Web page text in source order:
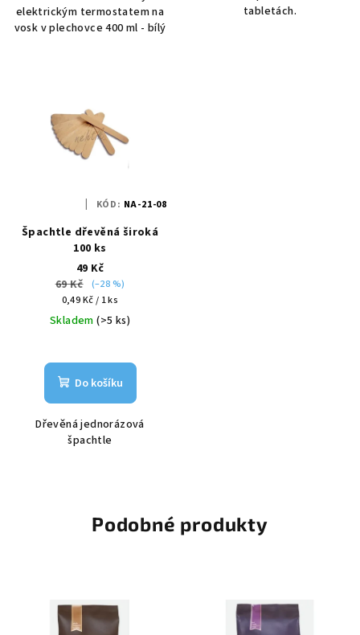
elektrickým termostatem na
vosk v plechovce 400 ml - bílý
tabletách.
Špachtle dřevěná široká
100 ks
49 Kč
69 Kč
(–28 %)
Měrná
cena:
0,49 Kč / 1 ks
Skladem(>5 ks)
Do košíku
Dřevěná jednorázová
špachtle
KÓD: NA-21-08
Podobné produkty